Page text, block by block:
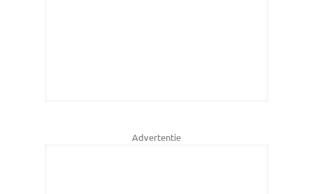
Advertentie